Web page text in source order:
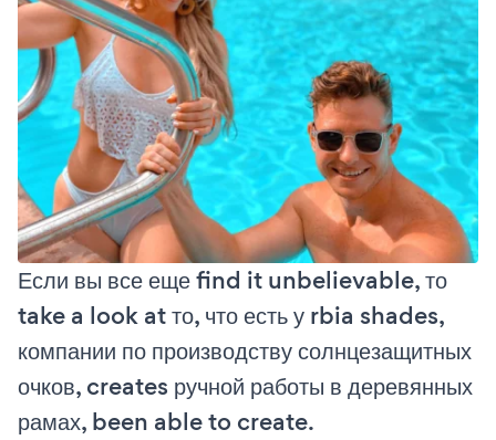
Если вы все еще find it unbelievable, то
take a look at то, что есть у rbia shades,
компании по производству солнцезащитных
очков, creates ручной работы в деревянных
рамах, been able to create.